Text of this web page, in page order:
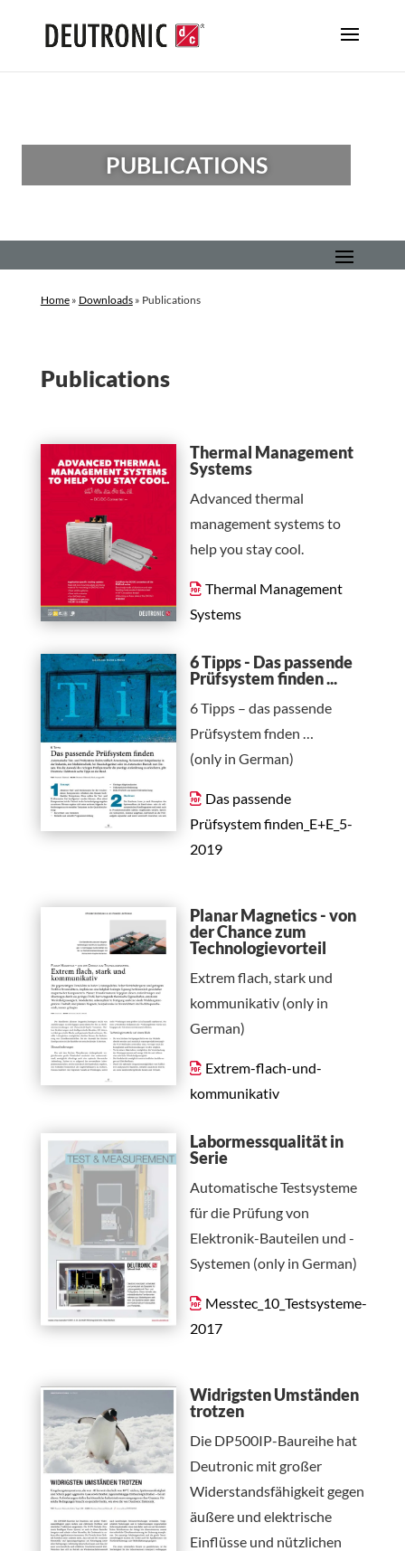
PUBLICATIONS
Home» Downloads» Publications
Publications
Thermal Management
Systems
Advanced thermal
management systems to
help you stay cool.
Thermal Management
Systems
6 Tipps - Das passende
Prüfsystem finden ...
6 Tipps – das passende
Prüfsystem fnden …
(only in German)
Das passende
Prüfsystem finden_E+E_5-
2019
Planar Magnetics - von
der Chance zum
Technologievorteil
Extrem flach, stark und
kommunikativ (only in
German)
Extrem-flach-und-
kommunikativ
Labormessqualität in
Serie
Automatische Testsysteme
für die Prüfung von
Elektronik-Bauteilen und -
Systemen (only in German)
Messtec_10_Testsysteme-
2017
Widrigsten Umständen
trotzen
Die DP500IP-Baureihe hat
Deutronic mit großer
Widerstandsfähigkeit gegen
äußere und elektrische
Einflüsse und nützlichen